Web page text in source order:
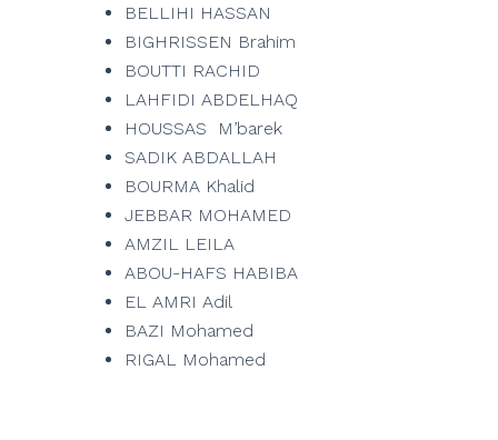
BELLIHI HASSAN
BIGHRISSEN Brahim
BOUTTI RACHID
LAHFIDI ABDELHAQ
HOUSSAS M’barek
SADIK ABDALLAH
BOURMA Khalid​​​​​​​
JEBBAR MOHAMED
AMZIL LEILA
ABOU-HAFS HABIBA
EL AMRI Adil
BAZI Mohamed
RIGAL Mohamed